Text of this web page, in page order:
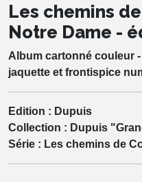
Les chemins
Notre Dame -
Album cartonné couleur
jaquette et frontispice
Edition : Dupuis
Collection : Dupuis
Série : Les chemins de